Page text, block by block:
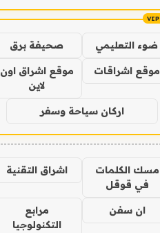
ضوء التعليمي صحيفة برق
موقع اشراقات
موقع اشراق اون
لاين
اركان سياحة وسفر
مسك الكلمات
في قوقل
اشراق التقنية
ان سفن
مرابع
التكنولوجيا